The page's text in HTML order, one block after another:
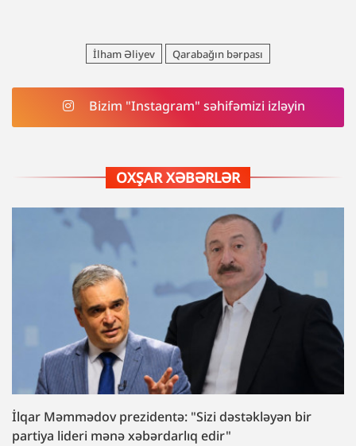
İlham Əliyev Qarabağın bərpası
Bizim "Instagram" səhifəmizi izləyin
OXŞAR XƏBƏRLƏR
İlqar Məmmədov prezidentə: "Sizi dəstəkləyən bir
partiya lideri mənə xəbərdarlıq edir"